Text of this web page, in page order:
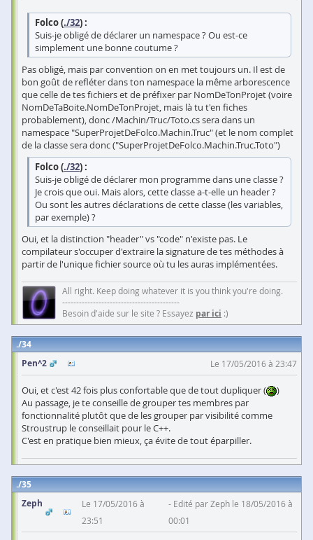
Folco (./32) :
Suis-je obligé de déclarer un namespace ? Ou est-ce
simplement une bonne coutume ?
Pas obligé, mais par convention on en met toujours un. Il est de
bon goût de refléter dans ton namespace la même arborescence
que celle de tes fichiers et de préfixer par NomDeTonProjet (voire
NomDeTaBoite.NomDeTonProjet, mais là tu t'en fiches
probablement), donc /Machin/Truc/Toto.cs sera dans un
namespace "SuperProjetDeFolco.Machin.Truc" (et le nom complet
de la classe sera donc ("SuperProjetDeFolco.Machin.Truc.Toto")
Folco (./32) :
Suis-je obligé de déclarer mon programme dans une classe ?
Je crois que oui. Mais alors, cette classe a-t-elle un header ?
Ou sont les autres déclarations de cette classe (les variables,
par exemple) ?
Oui, et la distinction "header" vs "code" n'existe pas. Le
compilateur s'occuper d'extraire la signature de tes méthodes à
partir de l'unique fichier source où tu les auras implémentées.
All right. Keep doing whatever it is you think you're doing.
------------------------------------------
Besoin d'aide sur le site ? Essayez par ici :)
34
Pen^2
Le 17/05/2016 à 23:47
Oui, et c'est 42 fois plus confortable que de tout dupliquer (
)
Au passage, je te conseille de grouper tes membres par
fonctionnalité plutôt que de les grouper par visibilité comme
Stroustrup le conseillait pour le C++.
C'est en pratique bien mieux, ça évite de tout éparpiller.
35
Zeph
Le 17/05/2016 à
23:51
Edité par Zeph le 18/05/2016 à
00:01